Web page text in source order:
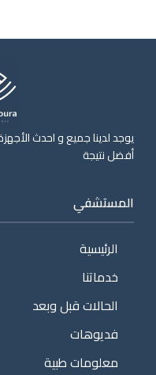
يوجد لدينا جميع و احدث
أفضل نتيجة
المستشفي
الرئيسية
خدماتنا
الحالات قبل وبعد
فديوهات
معلومات طبية